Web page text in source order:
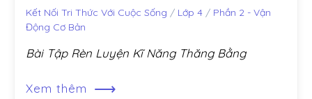
Kết Nối Tri Thức Với Cuộc Sống / Lớp 4 / Phần 2 - Vận
Động Cơ Bản
Bài Tập Rèn Luyện Kĩ Năng Thăng Bằng
Xem thêm ⟶